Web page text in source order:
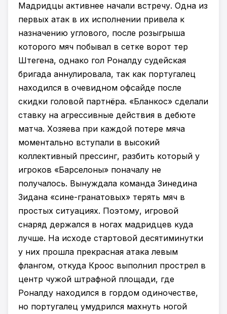
Мадридцы активнее начали встречу. Одна из
первых атак в их исполнении привела к
назначению углового, после розыгрыша
которого мяч побывал в сетке ворот тер
Штегена, однако гол Роналду судейская
бригада аннулировала, так как португалец
находился в очевидном офсайде после
скидки головой партнёра. «Бланкос» сделали
ставку на агрессивные действия в дебюте
матча. Хозяева при каждой потере мяча
моментально вступали в высокий
коллективный прессинг, разбить который у
игроков «Барселоны» поначалу не
получалось. Вынуждала команда Зинедина
Зидана «сине-гранатовых» терять мяч в
простых ситуациях. Поэтому, игровой
снаряд держался в ногах мадридцев куда
лучше. На исходе стартовой десятиминутки
у них прошла прекрасная атака левым
флангом, откуда Кроос выполнил прострел в
центр чужой штрафной площади, где
Роналду находился в гордом одиночестве,
но португалец умудрился махнуть ногой